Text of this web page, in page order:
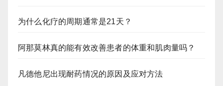
为什么化疗的周期通常是21天？
阿那莫林真的能有效改善患者的体重和肌肉量吗？
凡德他尼出现耐药情况的原因及应对方法